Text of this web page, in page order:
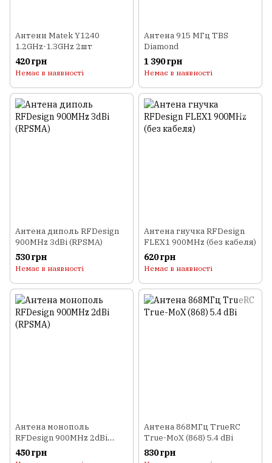
Антени Matek Y1240
1.2GHz-1.3GHz 2шт
420 грн
Немає в наявності
Антена 915 МГц TBS
Diamond
1 390 грн
Немає в наявності
Антена диполь RFDesign
900MHz 3dBi (RPSMA)
530 грн
Немає в наявності
Антена гнучка RFDesign
FLEX1 900MHz (без кабеля)
620 грн
Немає в наявності
Антена монополь
RFDesign 900MHz 2dBi
(RPSMA)
450 грн
Антена 868МГц TrueRC
True-MoX (868) 5.4 dBi
830 грн